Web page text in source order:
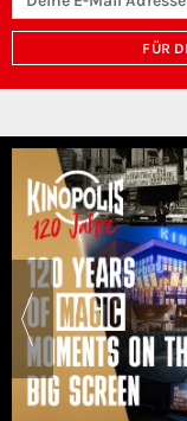
FÜR